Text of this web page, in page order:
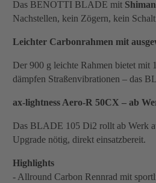
Das BENOTTI BLADE mit
Nachstellen, kein Zögern, kein
Leichter Carbonrahmen mit
Der 900 g leichte Rahmen bietet
dämpfen Straßenvibrationen – das
ax-lightness Aero-R 50CX – ab
Das BLADE 105 Di2 rollt ab Werk
Upgrade nötig, direkt einsatzbereit.
Highlights
- Allround Carbon Rennrad mit